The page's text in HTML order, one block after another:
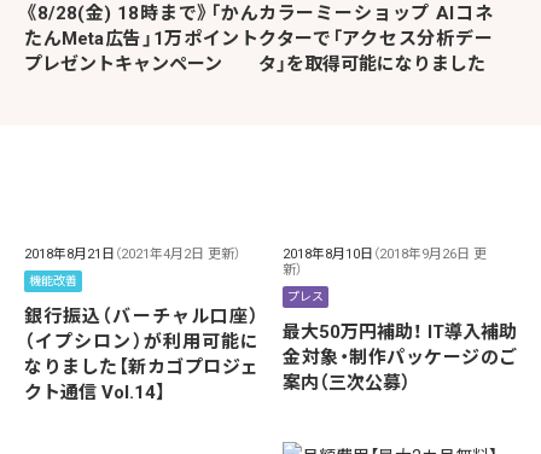
《8/28(金) 18時まで》「かん
たんMeta広告」1万ポイント
プレゼントキャンペーン
カラーミーショップ AIコネ
クターで「アクセス分析デー
タ」を取得可能になりました
2018年8月21日 （2021年4月2日 更新）
機能改善
銀行振込（バーチャル口座）
（イプシロン）が利用可能に
なりました【新カゴプロジェ
クト通信 Vol.14】
2018年8月10日 （2018年9月26日 更
新）
プレス
最大50万円補助！ IT導入補助
金対象・制作パッケージのご
案内（三次公募）